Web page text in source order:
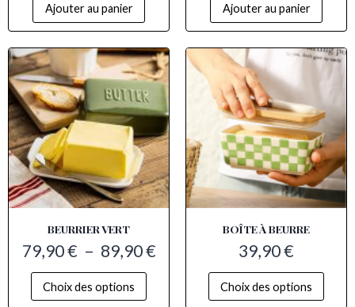
Ajouter au panier Ajouter au panier
BEURRIER VERT
79,90€ – 89,90€
Choix des options
BOÎTE À BEURRE​
39,90€
Choix des options